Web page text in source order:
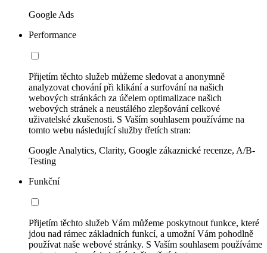
Google Ads
Performance
Přijetím těchto služeb můžeme sledovat a anonymně
analyzovat chování při klikání a surfování na našich
webových stránkách za účelem optimalizace našich
webových stránek a neustálého zlepšování celkové
uživatelské zkušenosti. S Vaším souhlasem používáme na
tomto webu následující služby třetích stran:
Google Analytics, Clarity, Google zákaznické recenze, A/B-
Testing
Funkční
Přijetím těchto služeb Vám můžeme poskytnout funkce, které
jdou nad rámec základních funkcí, a umožní Vám pohodlně
používat naše webové stránky. S Vaším souhlasem používáme